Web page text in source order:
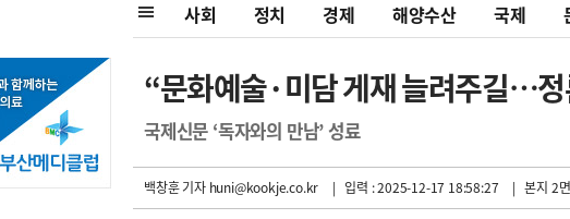
사회 정치 경제 해양수산 국제
“문화예술·미담 게재 늘려주길…
국제신문 ‘독자와의 만남’ 성료
백창훈 기자huni@kookje.co.kr | 입력 : 2025-12-17 18:58:27 | 본지 2면